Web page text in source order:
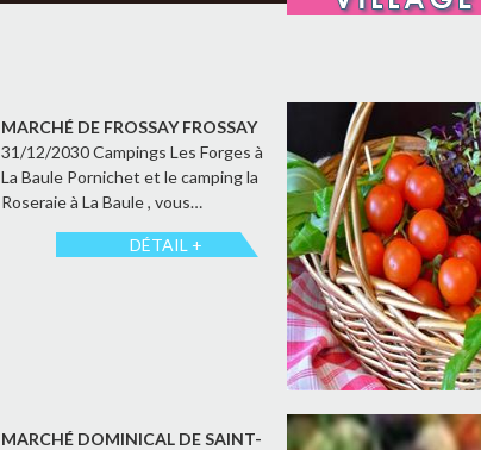
MARCHÉ DE FROSSAY FROSSAY
31/12/2030 Campings Les Forges à
La Baule Pornichet et le camping la
Roseraie à La Baule , vous…
DÉTAIL +
MARCHÉ DOMINICAL DE SAINT-